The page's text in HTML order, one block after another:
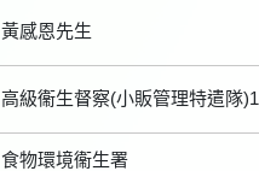
黃感恩先生
高級衞生督察(小販管理特遣隊)1
食物環境衞生署